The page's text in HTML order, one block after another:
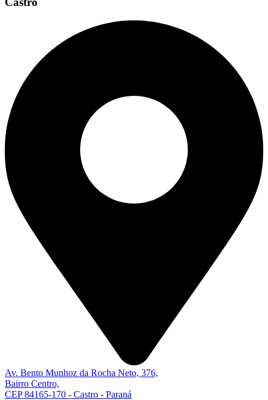
Av. Bento Munhoz da Rocha Neto, 376,
Bairro Centro,
CEP 84165-170 - Castro - Paraná